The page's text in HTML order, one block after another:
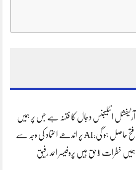
آرٹیفشل انٹلیجنس دجال کا فتنہ ہے جس پر ہمیں
فتح حاصل ہو گی،AI پر اندھے اعتماد کی وجہ سے
ہمیں خطرات لاحق ہیں پروفیسر احمد رفیق